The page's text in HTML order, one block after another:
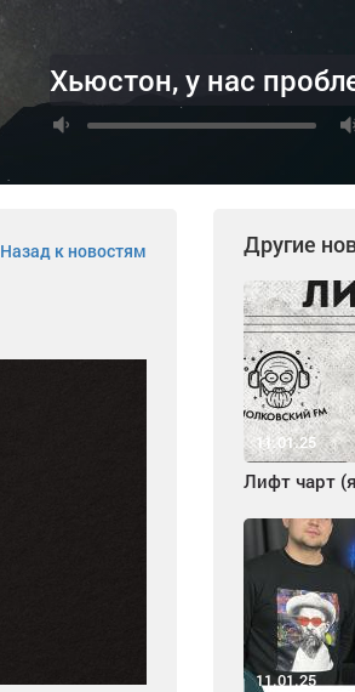
Хьюстон, у нас
Назад к новостям Другие
11.01.25
Лифт чарт
11.01.25